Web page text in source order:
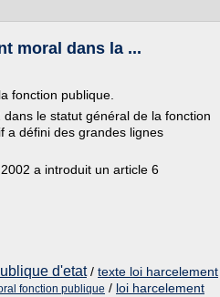
moral dans la ...
fonction publique.
le statut général de la fonction
a défini des grandes lignes
a introduit un article 6
d'etat/ texte loi harcelement
fonction publique / loi harcelement